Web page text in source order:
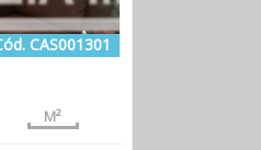
CAS001301
M²